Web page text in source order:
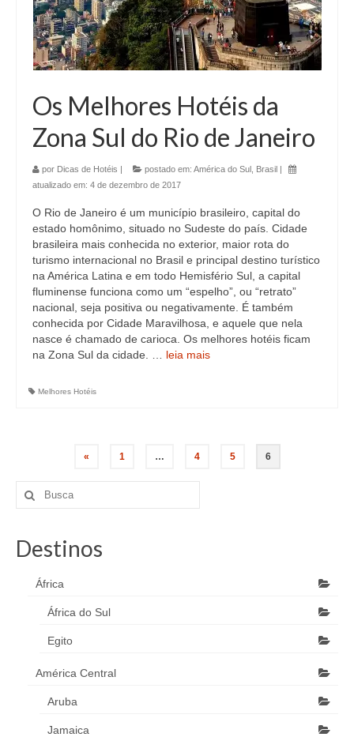
Os Melhores Hotéis da
Zona Sul do Rio de Janeiro
por Dicas de Hotéis | postado em: América do Sul Brasil |
atualizado em: 4 de dezembro de 2017
O Rio de Janeiro é um município brasileiro, capital do
estado homônimo, situado no Sudeste do país. Cidade
brasileira mais conhecida no exterior, maior rota do
turismo internacional no Brasil e principal destino turístico
na América Latina e em todo Hemisfério Sul, a capital
fluminense funciona como um “espelho”, ou “retrato”
nacional, seja positiva ou negativamente. É também
conhecida por Cidade Maravilhosa, e aquele que nela
nasce é chamado de carioca. Os melhores hotéis ficam
na Zona Sul da cidade. … leia mais
Melhores Hotéis
« 1 … 4 5 6
Destinos
África
África do Sul
Egito
América Central
Aruba
Jamaica